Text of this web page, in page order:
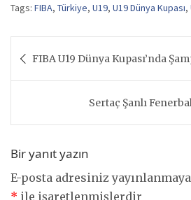
Tags: FIBA, Türkiye, U19, U19 Dünya Kupası,
gezinmesi
FIBA U19 Dünya Kupası’nda
Sertaç Şanlı
Bir yanıt yazın
E-posta adresiniz
* ile işaretlenmişlerdir